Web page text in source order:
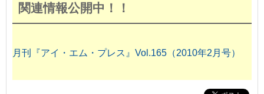
関連情報公開中！！
月刊『アイ・エム・プレス』Vol.165（2010年2月号）